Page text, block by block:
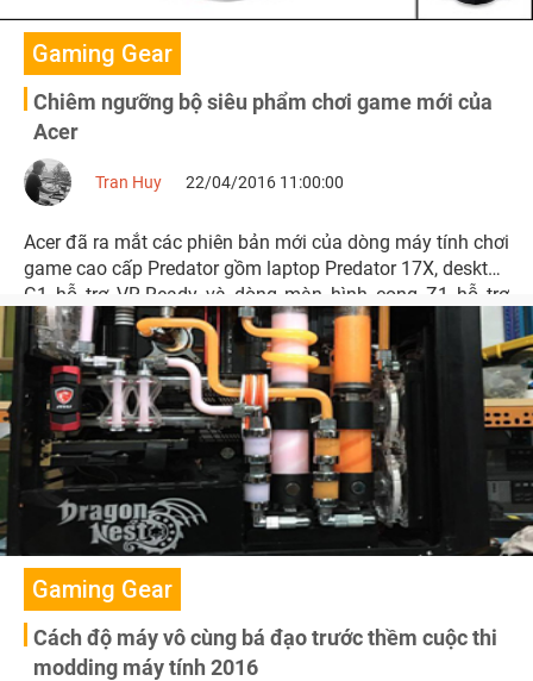
Gaming Gear
Chiêm ngưỡng bộ siêu phẩm chơi game mới của
Acer
Tran Huy 22/04/2016 11:00:00
Acer đã ra mắt các phiên bản mới của dòng máy tính chơi
game cao cấp Predator gồm laptop Predator 17X, desktop
G1 hỗ trợ VR-Ready và dòng màn hình cong Z1 hỗ trợ
công nghệ Nvidia G-Sync.
Gaming Gear
Cách độ máy vô cùng bá đạo trước thềm cuộc thi
modding máy tính 2016